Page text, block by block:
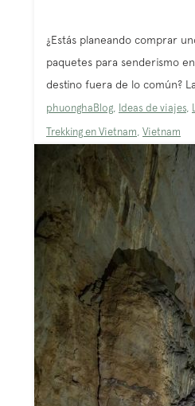
¿Estás planeando comprar
paquetes para senderismo
destino fuera de lo común?
phuongha Blog, Ideas de viajes,
Trekking en Vietnam, Vietnam